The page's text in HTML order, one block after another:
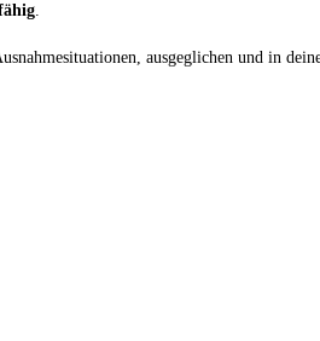
.
ausgeglichen und in